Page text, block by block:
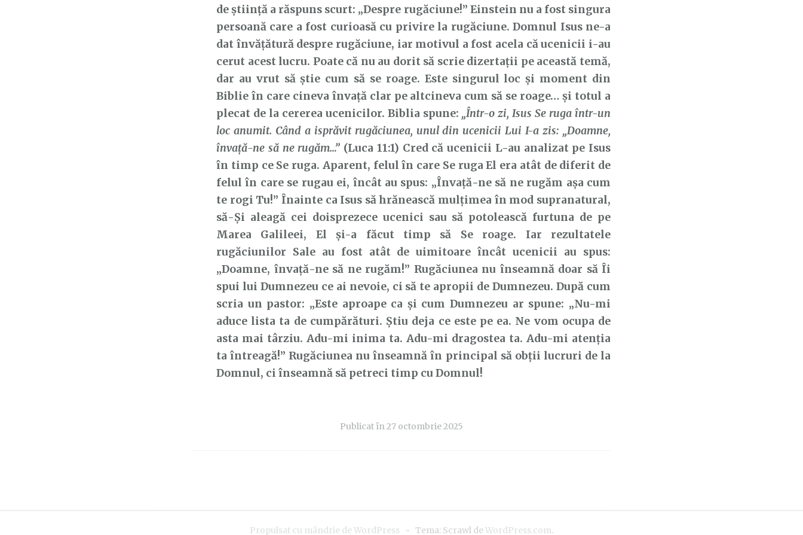
de știință a răspuns scurt: „Despre rugăciune!” Einstein nu a fost singura
persoană care a fost curioasă cu privire la rugăciune. Domnul Isus ne-a
dat învățătură despre rugăciune, iar motivul a fost acela că ucenicii i-au
cerut acest lucru. Poate că nu au dorit să scrie dizertații pe această temă,
dar au vrut să știe cum să se roage. Este singurul loc și moment din
Biblie în care cineva învață clar pe altcineva cum să se roage… și totul a
plecat de la cererea ucenicilor. Biblia spune: „Într-o zi, Isus Se ruga într-un
loc anumit. Când a isprăvit rugăciunea, unul din ucenicii Lui I-a zis: „Doamne,
învaţă-ne să ne rugăm…” (Luca 11:1) Cred că ucenicii L-au analizat pe Isus
în timp ce Se ruga. Aparent, felul în care Se ruga El era atât de diferit de
felul în care se rugau ei, încât au spus: „Învață-ne să ne rugăm așa cum
te rogi Tu!” Înainte ca Isus să hrănească mulțimea în mod supranatural,
să-Și aleagă cei doisprezece ucenici sau să potolească furtuna de pe
Marea Galileei, El și-a făcut timp să Se roage. Iar rezultatele
rugăciunilor Sale au fost atât de uimitoare încât ucenicii au spus:
„Doamne, învață-ne să ne rugăm!” Rugăciunea nu înseamnă doar să Îi
spui lui Dumnezeu ce ai nevoie, ci să te apropii de Dumnezeu. După cum
scria un pastor: „Este aproape ca și cum Dumnezeu ar spune: „Nu-mi
aduce lista ta de cumpărături. Știu deja ce este pe ea. Ne vom ocupa de
asta mai târziu. Adu-mi inima ta. Adu-mi dragostea ta. Adu-mi atenția
ta întreagă!” Rugăciunea nu înseamnă în principal să obții lucruri de la
Domnul, ci înseamnă să petreci timp cu Domnul!
Publicat în27 octombrie 2025
Propulsat cu mândrie de WordPress ~ Tema: Scrawl deWordPress.com.